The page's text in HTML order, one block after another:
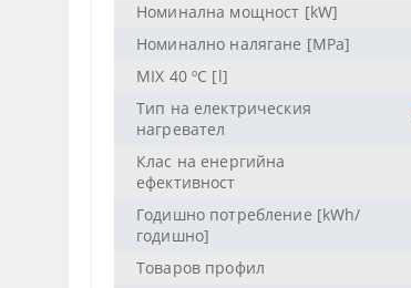
Номинална мощност [kW]
Номинално налягане [MPa]
MIX 40 ºC [l]
Тип на електрическия
нагревател
Клас на енергийна
ефективност
Годишно потребление [kWh/
годишно]
Товаров профил